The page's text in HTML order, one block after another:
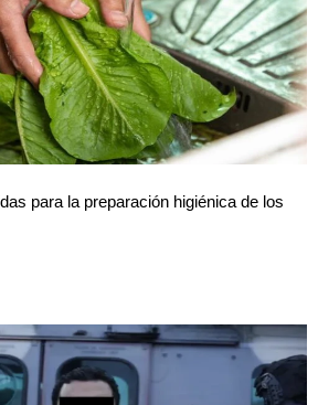
para la preparación higiénica de los